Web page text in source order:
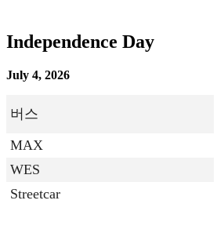
Independence Day
July 4, 2026
버스
MAX
WES
Streetcar